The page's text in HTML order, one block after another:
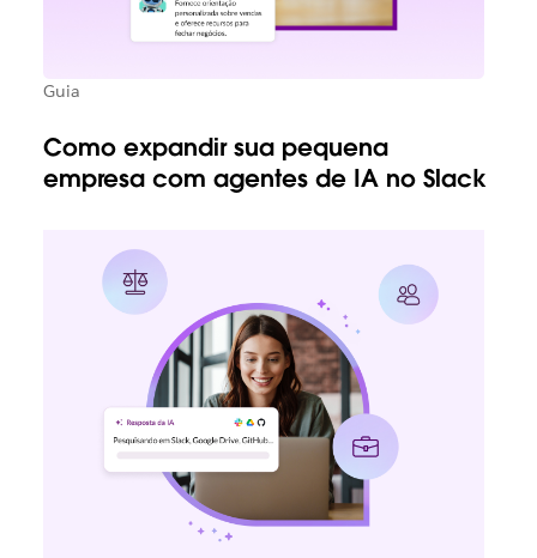
Guia
Como expandir sua pequena
empresa com agentes de IA no Slack